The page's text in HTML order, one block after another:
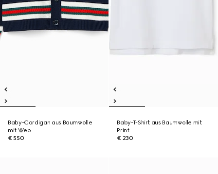
Baby-Cardigan aus Baumwolle
mit Web
€ 550
Baby-T-Shirt aus Baumwolle mit
Print
€ 230